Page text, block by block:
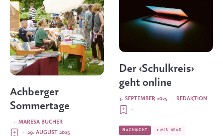
Achberger
Sommertage
MARESA BUCHER
·
29. AUGUST 2025
·
Der ‹Schulkreis›
geht online
REDAKTION
·
3. SEPTEMBER 2025
·
NACHRICHT 1 MIN READ